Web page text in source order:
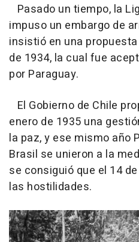
Pasado un tiempo, la
impuso un embargo de
insistió en una
de 1934, la cual fue
por Paraguay.
El Gobierno de Chile
enero de 1935 una
la paz, y ese mismo año
Brasil se unieron a la
se consiguió que el 14
las hostilidades.